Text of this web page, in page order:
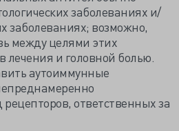
заболеваниях и/
заболеваниях; возможно,
между целями этих
и головной болью.
аутоиммунные
ответственных за